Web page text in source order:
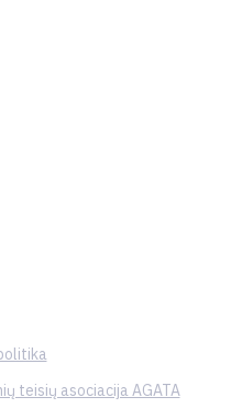
teisių asociacija AGATA